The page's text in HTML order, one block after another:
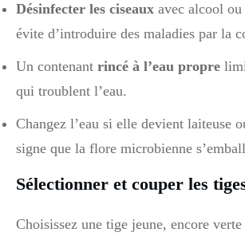
Désinfecter les ciseaux avec alcool
évite d’introduire des maladies par la
Un contenant rincé à l’eau propre
qui troublent l’eau.
Changez l’eau si elle devient laiteuse
signe que la flore microbienne
Sélectionner et couper les
Choisissez une tige jeune, encore